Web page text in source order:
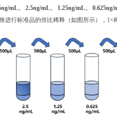
mL、 2.5ng/mL、 1.25ng/mL、 0.625ng/
行标准品的倍比稀释（如图所示），1×